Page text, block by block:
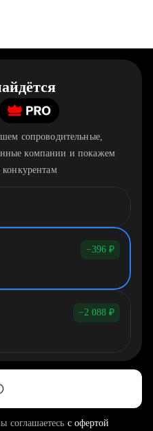
сопроводительные,
компании и покажем
конкурентам
−396 ₽
−2 088 ₽
соглашаетесь с офертой